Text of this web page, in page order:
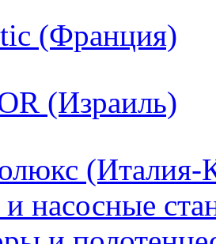
(Франция)
(Израиль)
(Италия-
насосные